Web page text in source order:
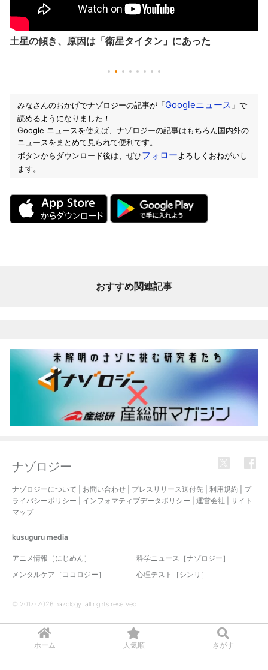
ホーム 人気順 さがす
土星の傾き、原因は「衛星タイタン」にあった
みなさんのおかげでナゾロジーの記事が「Googleニュース 」で
読めるようになりました！
Google ニュースを使えば、ナゾロジーの記事はもちろん国内外の
ニュースをまとめて見られて便利です。
ボタンからダウンロード後は、ぜひフォローよろしくおねがいし
ます。
おすすめ関連記事
ナゾロジー
ナゾロジーについて お問い合わせ プレスリリース送付先 利用規約
プ
ライバシーポリシー
インフォマティブデータポリシー 運営会社
サイト
マップ
kusuguru media
アニメ情報［にじめん］
科学ニュース［ナゾロジー］
メンタルケア［ココロジー］
心理テスト［シンリ］
© 2017-2026 nazology. all rights reserved.